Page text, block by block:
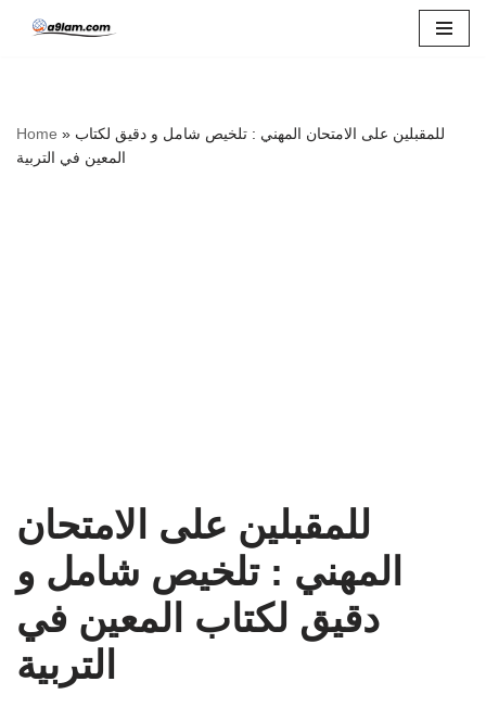
Home » للمقبلين على الامتحان المهني : تلخيص شامل و دقيق لكتاب
المعين في التربية
للمقبلين على الامتحان
المهني : تلخيص شامل و
دقيق لكتاب المعين في
التربية